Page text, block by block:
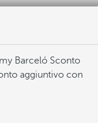
Barceló Sconto
aggiuntivo con